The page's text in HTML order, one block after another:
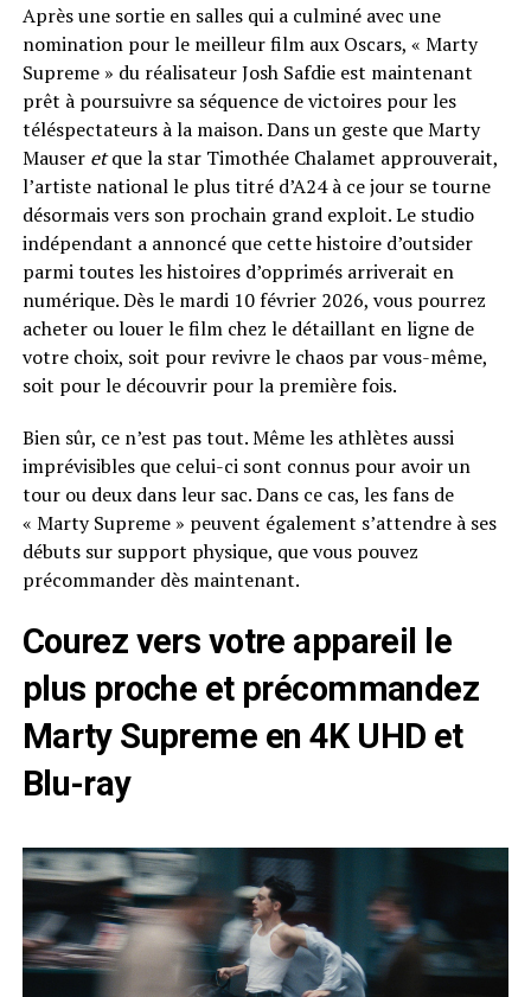
Après une sortie en salles qui a culminé avec une
nomination pour le meilleur film aux Oscars, « Marty
Supreme » du réalisateur Josh Safdie est maintenant
prêt à poursuivre sa séquence de victoires pour les
téléspectateurs à la maison. Dans un geste que Marty
Mauser etque la star Timothée Chalamet approuverait,
l’artiste national le plus titré d’A24 à ce jour se tourne
désormais vers son prochain grand exploit. Le studio
indépendant a annoncé que cette histoire d’outsider
parmi toutes les histoires d’opprimés arriverait en
numérique. Dès le mardi 10 février 2026, vous pourrez
acheter ou louer le film chez le détaillant en ligne de
votre choix, soit pour revivre le chaos par vous-même,
soit pour le découvrir pour la première fois.
Bien sûr, ce n’est pas tout. Même les athlètes aussi
imprévisibles que celui-ci sont connus pour avoir un
tour ou deux dans leur sac. Dans ce cas, les fans de
« Marty Supreme » peuvent également s’attendre à ses
débuts sur support physique, que vous pouvez
précommander dès maintenant.
Courez vers votre appareil le
plus proche et précommandez
Marty Supreme en 4K UHD et
Blu-ray